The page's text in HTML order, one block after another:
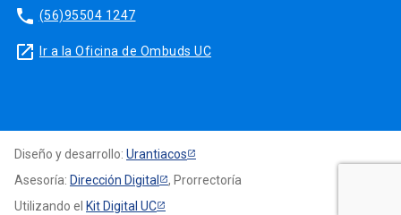
phone (56)95504 1247
launch Ir a la Oficina de Ombuds UC
Diseño y desarrollo: Urantiacos
Asesoría: Dirección Digital
, Prorrectoría
Utilizando el Kit Digital UC